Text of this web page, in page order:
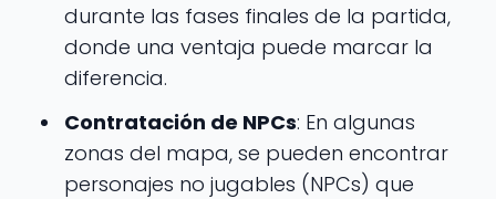
durante las fases finales de la partida,
donde una ventaja puede marcar la
diferencia.
Contratación de NPCs: En algunas
zonas del mapa, se pueden encontrar
personajes no jugables (NPCs) que